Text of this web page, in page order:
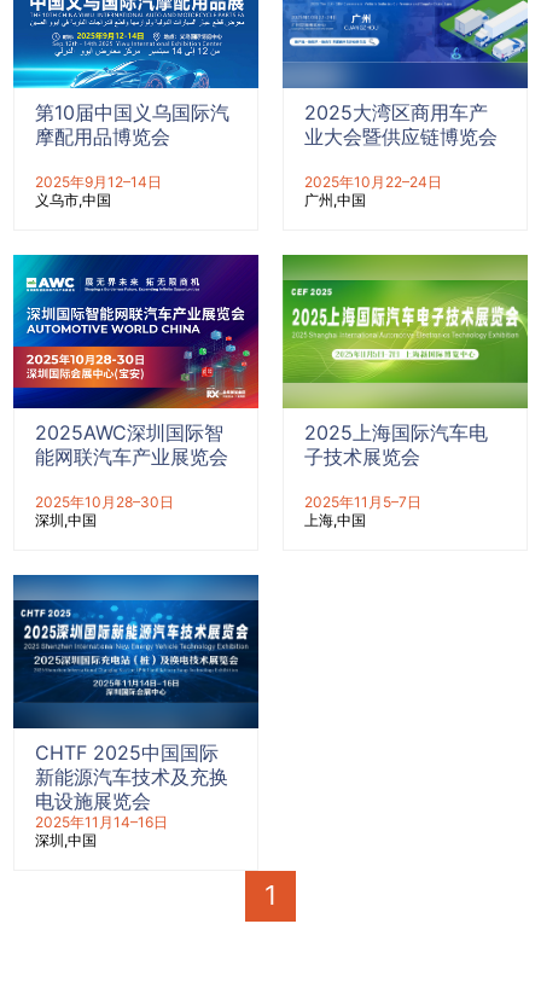
第10届中国义乌国际汽
摩配用品博览会
2025年9月12–14日
义乌市 中国
2025大湾区商用车产
业大会暨供应链博览会
2025年10月22–24日
广州 中国
2025AWC深圳国际智
能网联汽车产业展览会
2025年10月28–30日
深圳 中国
2025上海国际汽车电
子技术展览会
2025年11月5–7日
上海 中国
CHTF 2025中国国际
新能源汽车技术及充换
电设施展览会
2025年11月14–16日
深圳 中国
1